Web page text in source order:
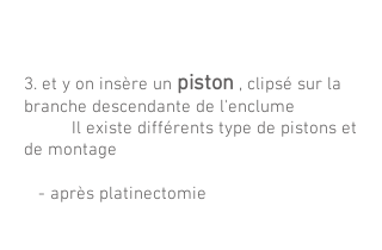
3. et y on insère un piston , clipsé sur la
branche descendante de l'enclume
Il existe différents type de pistons et
de montage
- après platinectomie